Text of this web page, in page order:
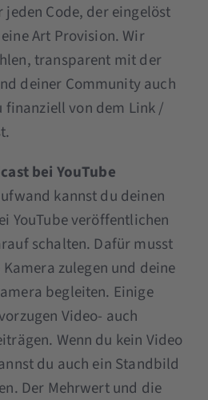
Code, der eingelöst
Art Provision. Wir
transparent mit der
deiner Community auch
finanziell von dem Link /
bei YouTube
kannst du deinen
YouTube veröffentlichen
schalten. Dafür musst
zulegen und deine
begleiten. Einige
Video- auch
Wenn du kein Video
du auch ein Standbild
Der Mehrwert und die